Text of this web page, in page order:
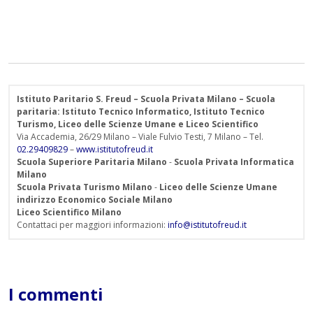
Istituto Paritario S. Freud – Scuola Privata Milano – Scuola
paritaria: Istituto Tecnico Informatico, Istituto Tecnico
Turismo, Liceo delle Scienze Umane e Liceo Scientifico
Via Accademia, 26/29 Milano – Viale Fulvio Testi, 7 Milano – Tel.
02.29409829–www.istitutofreud.it
Scuola Superiore Paritaria Milano - Scuola Privata Informatica
Milano
Scuola Privata Turismo Milano - Liceo delle Scienze Umane
indirizzo Economico Sociale Milano
Liceo Scientifico Milano
Contattaci per maggiori informazioni: info@istitutofreud.it
I commenti